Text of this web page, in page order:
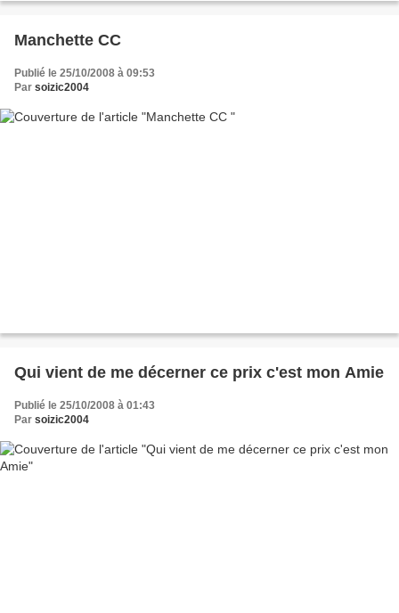
Manchette CC
Publié le 25/10/2008 à 09:53
Par soizic2004
Qui vient de me décerner ce prix c'est mon Amie
Publié le 25/10/2008 à 01:43
Par soizic2004